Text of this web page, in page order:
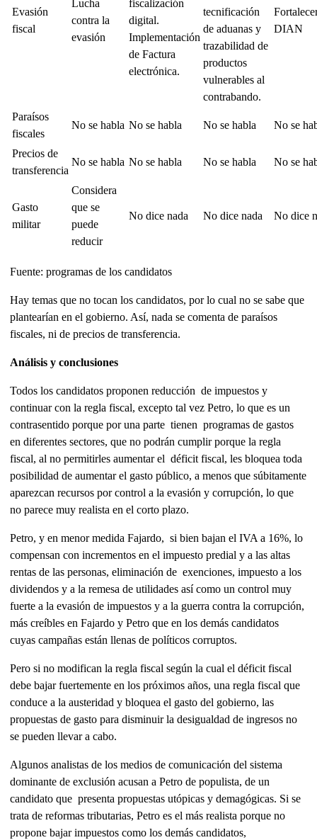
Evasión
fiscal
Lucha
contra la
evasión
fiscalización
digital.
Implementación
de Factura
electrónica.
tecnificación
de aduanas y
trazabilidad de
productos
vulnerables al
contrabando.
DIAN
Paraísos
fiscales
No se habla No se habla No se habla No se
Precios de
transferencia
No se habla No se habla No se habla No se
Gasto
militar
Considera
que se
puede
reducir
No dice nada No dice nada No dice
Fuente: programas de los candidatos
Hay temas que no tocan los candidatos, por lo cual no se sabe que
plantearían en el gobierno. Así, nada se comenta de paraísos
fiscales, ni de precios de transferencia.
Análisis y conclusiones
Todos los candidatos proponen reducción de impuestos y
continuar con la regla fiscal, excepto tal vez Petro, lo que es un
contrasentido porque por una parte tienen programas de gastos
en diferentes sectores, que no podrán cumplir porque la regla
fiscal, al no permitirles aumentar el déficit fiscal, les bloquea toda
posibilidad de aumentar el gasto público, a menos que súbitamente
aparezcan recursos por control a la evasión y corrupción, lo que
no parece muy realista en el corto plazo.
Petro, y en menor medida Fajardo, si bien bajan el IVA a 16%, lo
compensan con incrementos en el impuesto predial y a las altas
rentas de las personas, eliminación de exenciones, impuesto a los
dividendos y a la remesa de utilidades así como un control muy
fuerte a la evasión de impuestos y a la guerra contra la corrupción,
más creíbles en Fajardo y Petro que en los demás candidatos
cuyas campañas están llenas de políticos corruptos.
Pero si no modifican la regla fiscal según la cual el déficit fiscal
debe bajar fuertemente en los próximos años, una regla fiscal que
conduce a la austeridad y bloquea el gasto del gobierno, las
propuestas de gasto para disminuir la desigualdad de ingresos no
se pueden llevar a cabo.
Algunos analistas de los medios de comunicación del sistema
dominante de exclusión acusan a Petro de populista, de un
candidato que presenta propuestas utópicas y demagógicas. Si se
trata de reformas tributarias, Petro es el más realista porque no
propone bajar impuestos como los demás candidatos,